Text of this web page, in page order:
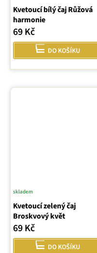
Kvetoucí bílý čaj Růžová
harmonie
69 Kč
DO KOŠÍKU
Kvetoucí zelený čaj
Broskvový květ
skladem
69 Kč
DO KOŠÍKU